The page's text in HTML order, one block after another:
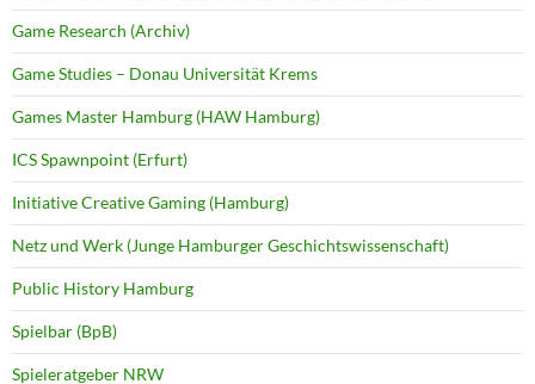
Game Research (Archiv)
Game Studies – Donau Universität Krems
Games Master Hamburg (HAW Hamburg)
ICS Spawnpoint (Erfurt)
Initiative Creative Gaming (Hamburg)
Netz und Werk (Junge Hamburger Geschichtswissenschaft)
Public History Hamburg
Spielbar (BpB)
Spieleratgeber NRW